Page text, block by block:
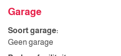
Garage
Soort garage:
Geen garage